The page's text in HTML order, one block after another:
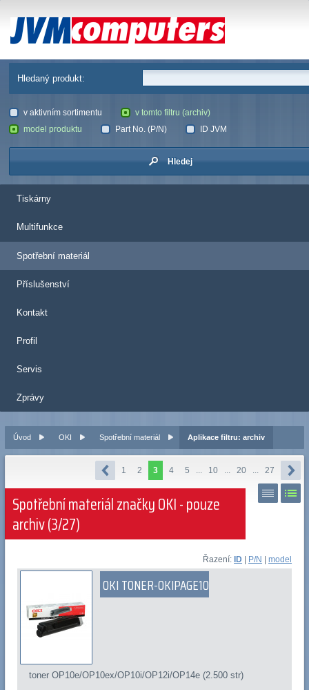
JVM Computers
Hledaný produkt:
v aktivním sortimentu
v tomto filtru (archiv)
model produktu
Part No. (P/N) ID JVM
Hledej
Tiskárny
Multifunkce
Spotřební materiál
Příslušenství
Kontakt
Profil
Servis
Zprávy
Úvod OKI Spotřební materiál Aplikace filtru: archiv
1 2 3 4 5 ... 10 ... 20 ... 27
Spotřební materiál značky OKI - pouze
archiv (3/27)
Řazení: ID P/N |model
OKI TONER-OKIPAGE10I
toner OP10e/OP10ex/OP10i/OP12i/OP14e (2.500 str)